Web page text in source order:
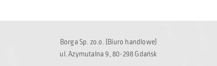
Borga Sp. zo.o. (Biuro handlowe)
ul. Azymutalna 9, 80-298 Gdańsk